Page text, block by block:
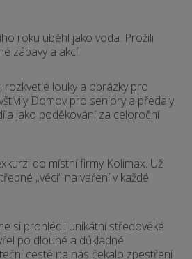
roku uběhl jako voda. Prožili
zábavy a akcí.
rozkvetlé louky a obrázky pro
Domov pro seniory a předaly
jako poděkování za celoroční
do místní firmy Kolimax. Už
„věci“ na vaření v každé
si prohlédli unikátní středověké
po dlouhé a důkladné
cestě na nás čekalo zpestření